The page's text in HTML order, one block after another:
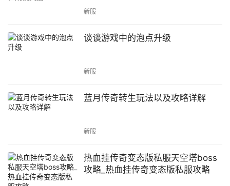
新服
谈谈游戏中的泡点升级
新服
蓝月传奇转生玩法以及攻略详解
新服
热血挂传奇变态版私服天空塔boss
攻略_热血挂传奇变态版私服攻略